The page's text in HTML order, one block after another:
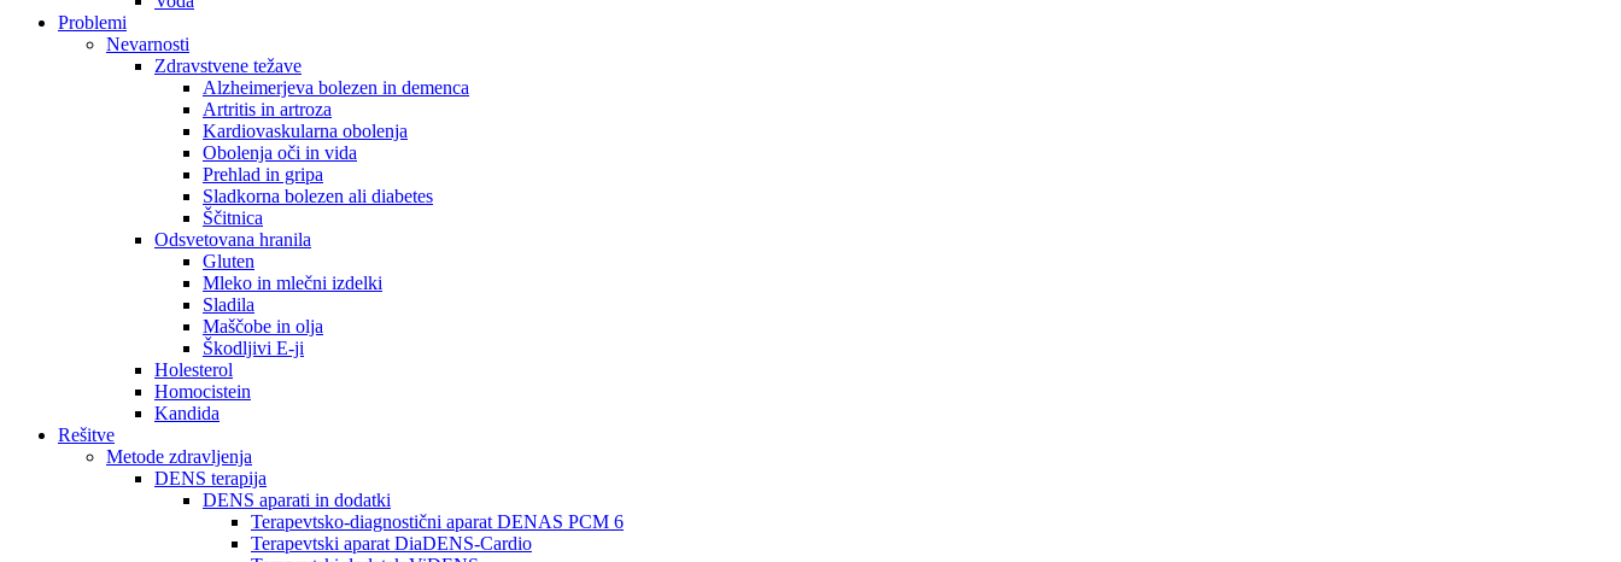
Problemi
Nevarnosti
Zdravstvene težave
Alzheimerjeva bolezen in demenca
Artritis in artroza
Kardiovaskularna obolenja
Obolenja oči in vida
Prehlad in gripa
Sladkorna bolezen ali diabetes
Ščitnica
Odsvetovana hranila
Gluten
Mleko in mlečni izdelki
Sladila
Maščobe in olja
Škodljivi E-ji
Holesterol
Homocistein
Kandida
Rešitve
Metode zdravljenja
DENS terapija
DENS aparati in dodatki
Terapevtsko-diagnostični aparat DENAS PCM 6
Terapevtski aparat DiaDENS-Cardio